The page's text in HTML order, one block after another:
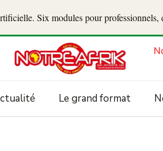
Six modules pour professionnels,
Le grand format